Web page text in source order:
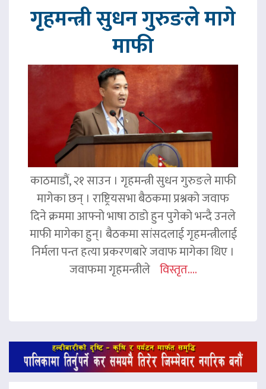
गृहमन्त्री सुधन गुरुङले मागे
माफी
काठमाडौं, २१ साउन । गृहमन्त्री सुधन गुरुङले माफी
मागेका छन् । राष्ट्रियसभा बैठकमा प्रश्नको जवाफ
दिने क्रममा आफ्नो भाषा ठाडो हुन पुगेको भन्दै उनले
माफी मागेका हुन्। बैठकमा सांसदलाई गृहमन्त्रीलाई
निर्मला पन्त हत्या प्रकरणबारे जवाफ मागेका थिए ।
जवाफमा गृहमन्त्रीले विस्तृत....